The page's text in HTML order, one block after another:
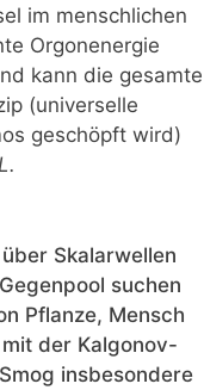
im menschlichen
Orgonenergie
kann die gesamte
(universelle
geschöpft wird)
Skalarwellen
suchen
Pflanze, Mensch
der Kalgonov-
insbesondere